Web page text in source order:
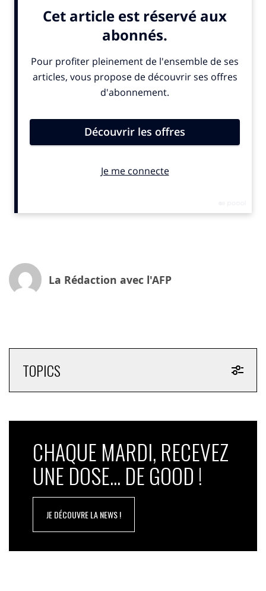
Le report d’un an et la révision du « droit de
vigilance » imposé aux industriels.Ce texte exigeait
des entreprises qu’elles préviennent et remédient aux
environnementaux tout au long de leur chaîne de
valeur, y compris chez leurs fournisseurs et sous-
Faire passer de 50 000 à 10 000 le nombre
d’entreprises devant se plier à la CSRD
cette règle était d’harmoniser la manière dont les
mais elle était très critiquée par les lobbies patronaux.
parR3) :
La Rédaction avec l'AFP
TOPICS
CHAQUE MARDI, RECEVEZ
UNE DOSE... DE GOOD !
JE DÉCOUVRE LA NEWS !